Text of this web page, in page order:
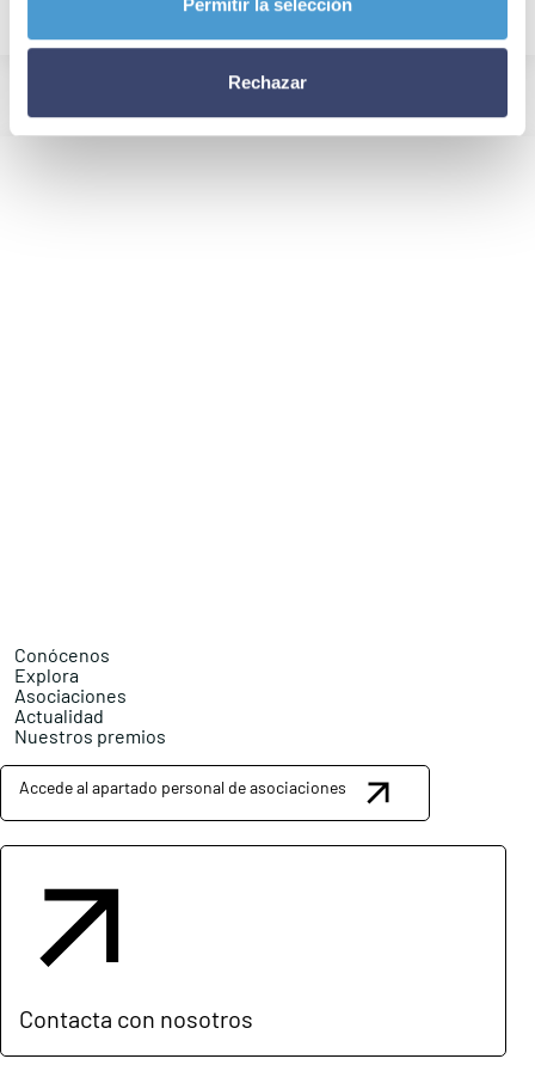
Rechazar
Conócenos
Explora
Asociaciones
Actualidad
Nuestros premios
Accede al apartado personal de asociaciones
Contacta con nosotros